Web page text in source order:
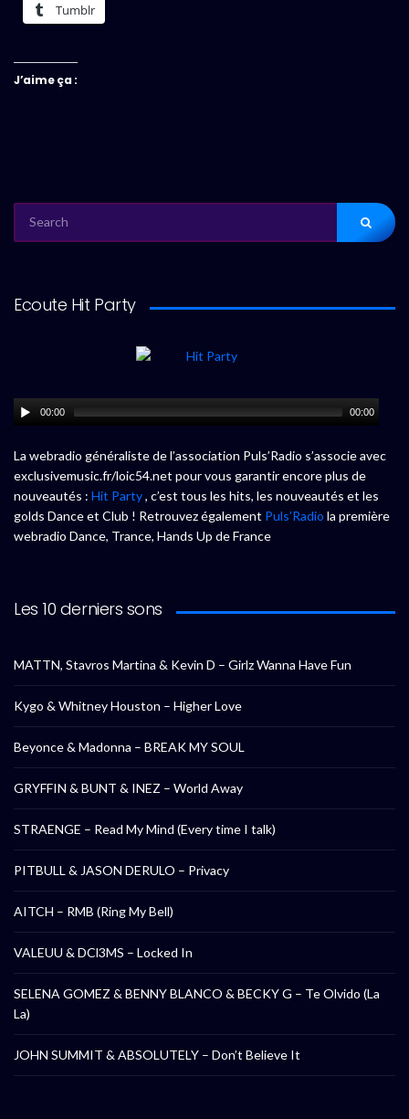
Tumblr
J’aime ça :
FOR:
Ecoute Hit Party
00:00 00:00
La webradio généraliste de l’association Puls’Radio s’associe avec
exclusivemusic.fr/loic54.net pour vous garantir encore plus de
nouveautés : Hit Party, c’est tous les hits, les nouveautés et les
golds Dance et Club ! Retrouvez également Puls’Radio la première
webradio Dance, Trance, Hands Up de France
Les 10 derniers sons
MATTN, Stavros Martina & Kevin D – Girlz Wanna Have Fun
Kygo & Whitney Houston – Higher Love
Beyonce & Madonna – BREAK MY SOUL
GRYFFIN & BUNT & INEZ – World Away
STRAENGE – Read My Mind (Every time I talk)
PITBULL & JASON DERULO – Privacy
AITCH – RMB (Ring My Bell)
VALEUU & DCl3MS – Locked In
SELENA GOMEZ & BENNY BLANCO & BECKY G – Te Olvido (La
La)
JOHN SUMMIT & ABSOLUTELY – Don’t Believe It